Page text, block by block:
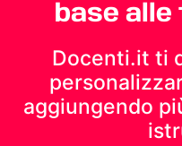
base alle
Docenti.it ti
aggiungendo